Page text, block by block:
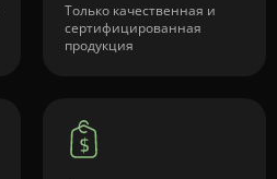
Только качественная и
сертифицированная
продукция